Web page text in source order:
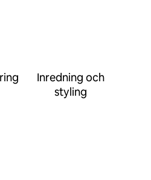
Inredning och
styling